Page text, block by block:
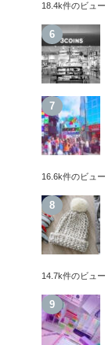
18.4k件のビュー
16.6k件のビュー
14.7k件のビュー